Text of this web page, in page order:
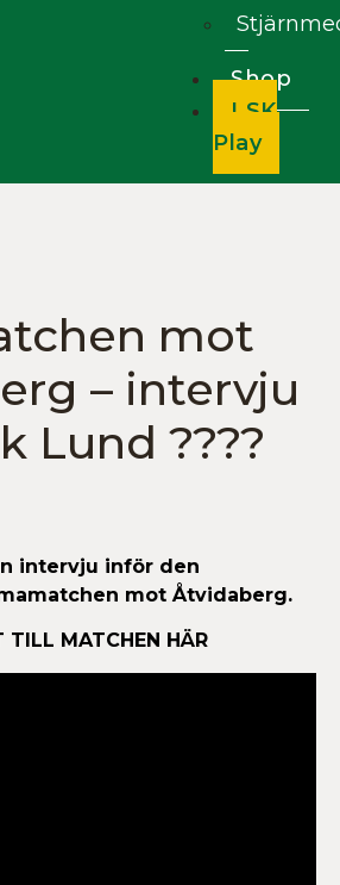
Shop
LSK
Play
mot
– intervju
Lund ????
intervju inför den
mot Åtvidaberg.
TILL MATCHEN HÄR